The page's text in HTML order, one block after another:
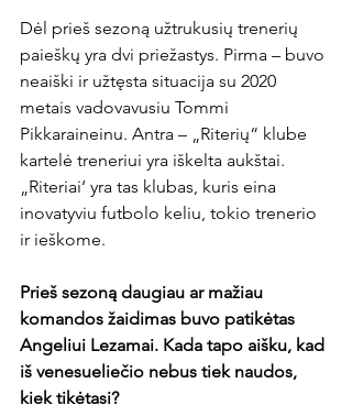
Dėl prieš sezoną užtrukusių trenerių
paieškų yra dvi priežastys. Pirma – buvo
neaiški ir užtęsta situacija su 2020
metais vadovavusiu Tommi
Pikkaraineinu. Antra – „Riterių“ klube
kartelė treneriui yra iškelta aukštai.
„Riteriai‘ yra tas klubas, kuris eina
inovatyviu futbolo keliu, tokio trenerio
ir ieškome.
Prieš sezoną daugiau ar mažiau
komandos žaidimas buvo patikėtas
Angeliui Lezamai. Kada tapo aišku, kad
iš venesueliečio nebus tiek naudos,
kiek tikėtasi?